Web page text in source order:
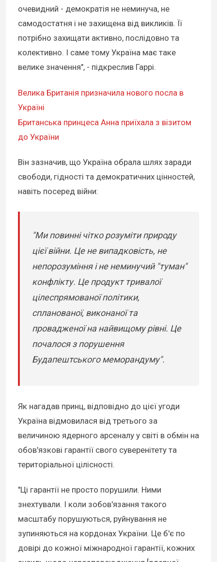
очевидний - демократія не неминуча, не
самодостатня і не захищена від викликів. Її
потрібно захищати активно, послідовно та
колективно. І саме тому Україна має таке
велике значення", - підкреслив Гаррі.
Велика Британія призначила нового посла в
Україні
Британська принцеса Анна приїхала з візитом
до України
Він зазначив, що Україна обрала шлях заради
свободи, гідності та демократичних цінностей,
навіть посеред війни:
"Ми повинні чітко розуміти природу
цієї війни. Це не випадковість, не
непорозуміння і не неминучий "туман"
конфлікту. Це продукт тривалої
цілеспрямованої політики,
спланованої, виконаної та
провадженої на найвищому рівні. Це
почалося з порушення
Будапештського меморандуму".
Як нагадав принц, відповідно до цієї угоди
Україна відмовилася від третього за
величиною ядерного арсеналу у світі в обмін на
обов'язкові гарантії свого суверенітету та
територіальної цілісності.
"Ці гарантії не просто порушили. Ними
знехтували. І коли зобов'язання такого
масштабу порушуються, руйнування не
зупиняються на кордонах України. Це б'є по
довірі до кожної міжнародної гарантії, кожних